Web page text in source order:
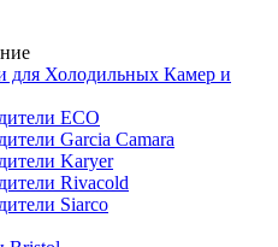
для Холодильных Камер и
ECO
Garcia Camara
Karyer
Rivacold
Siarco